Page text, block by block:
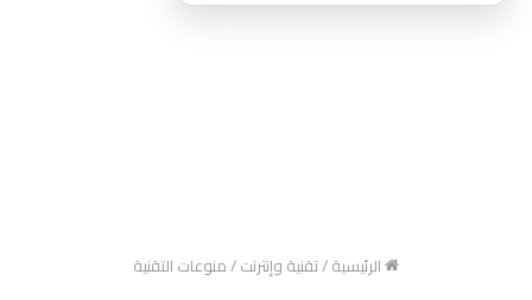
الرئيسية/تقنية وإنترنت/منوعات التقنية